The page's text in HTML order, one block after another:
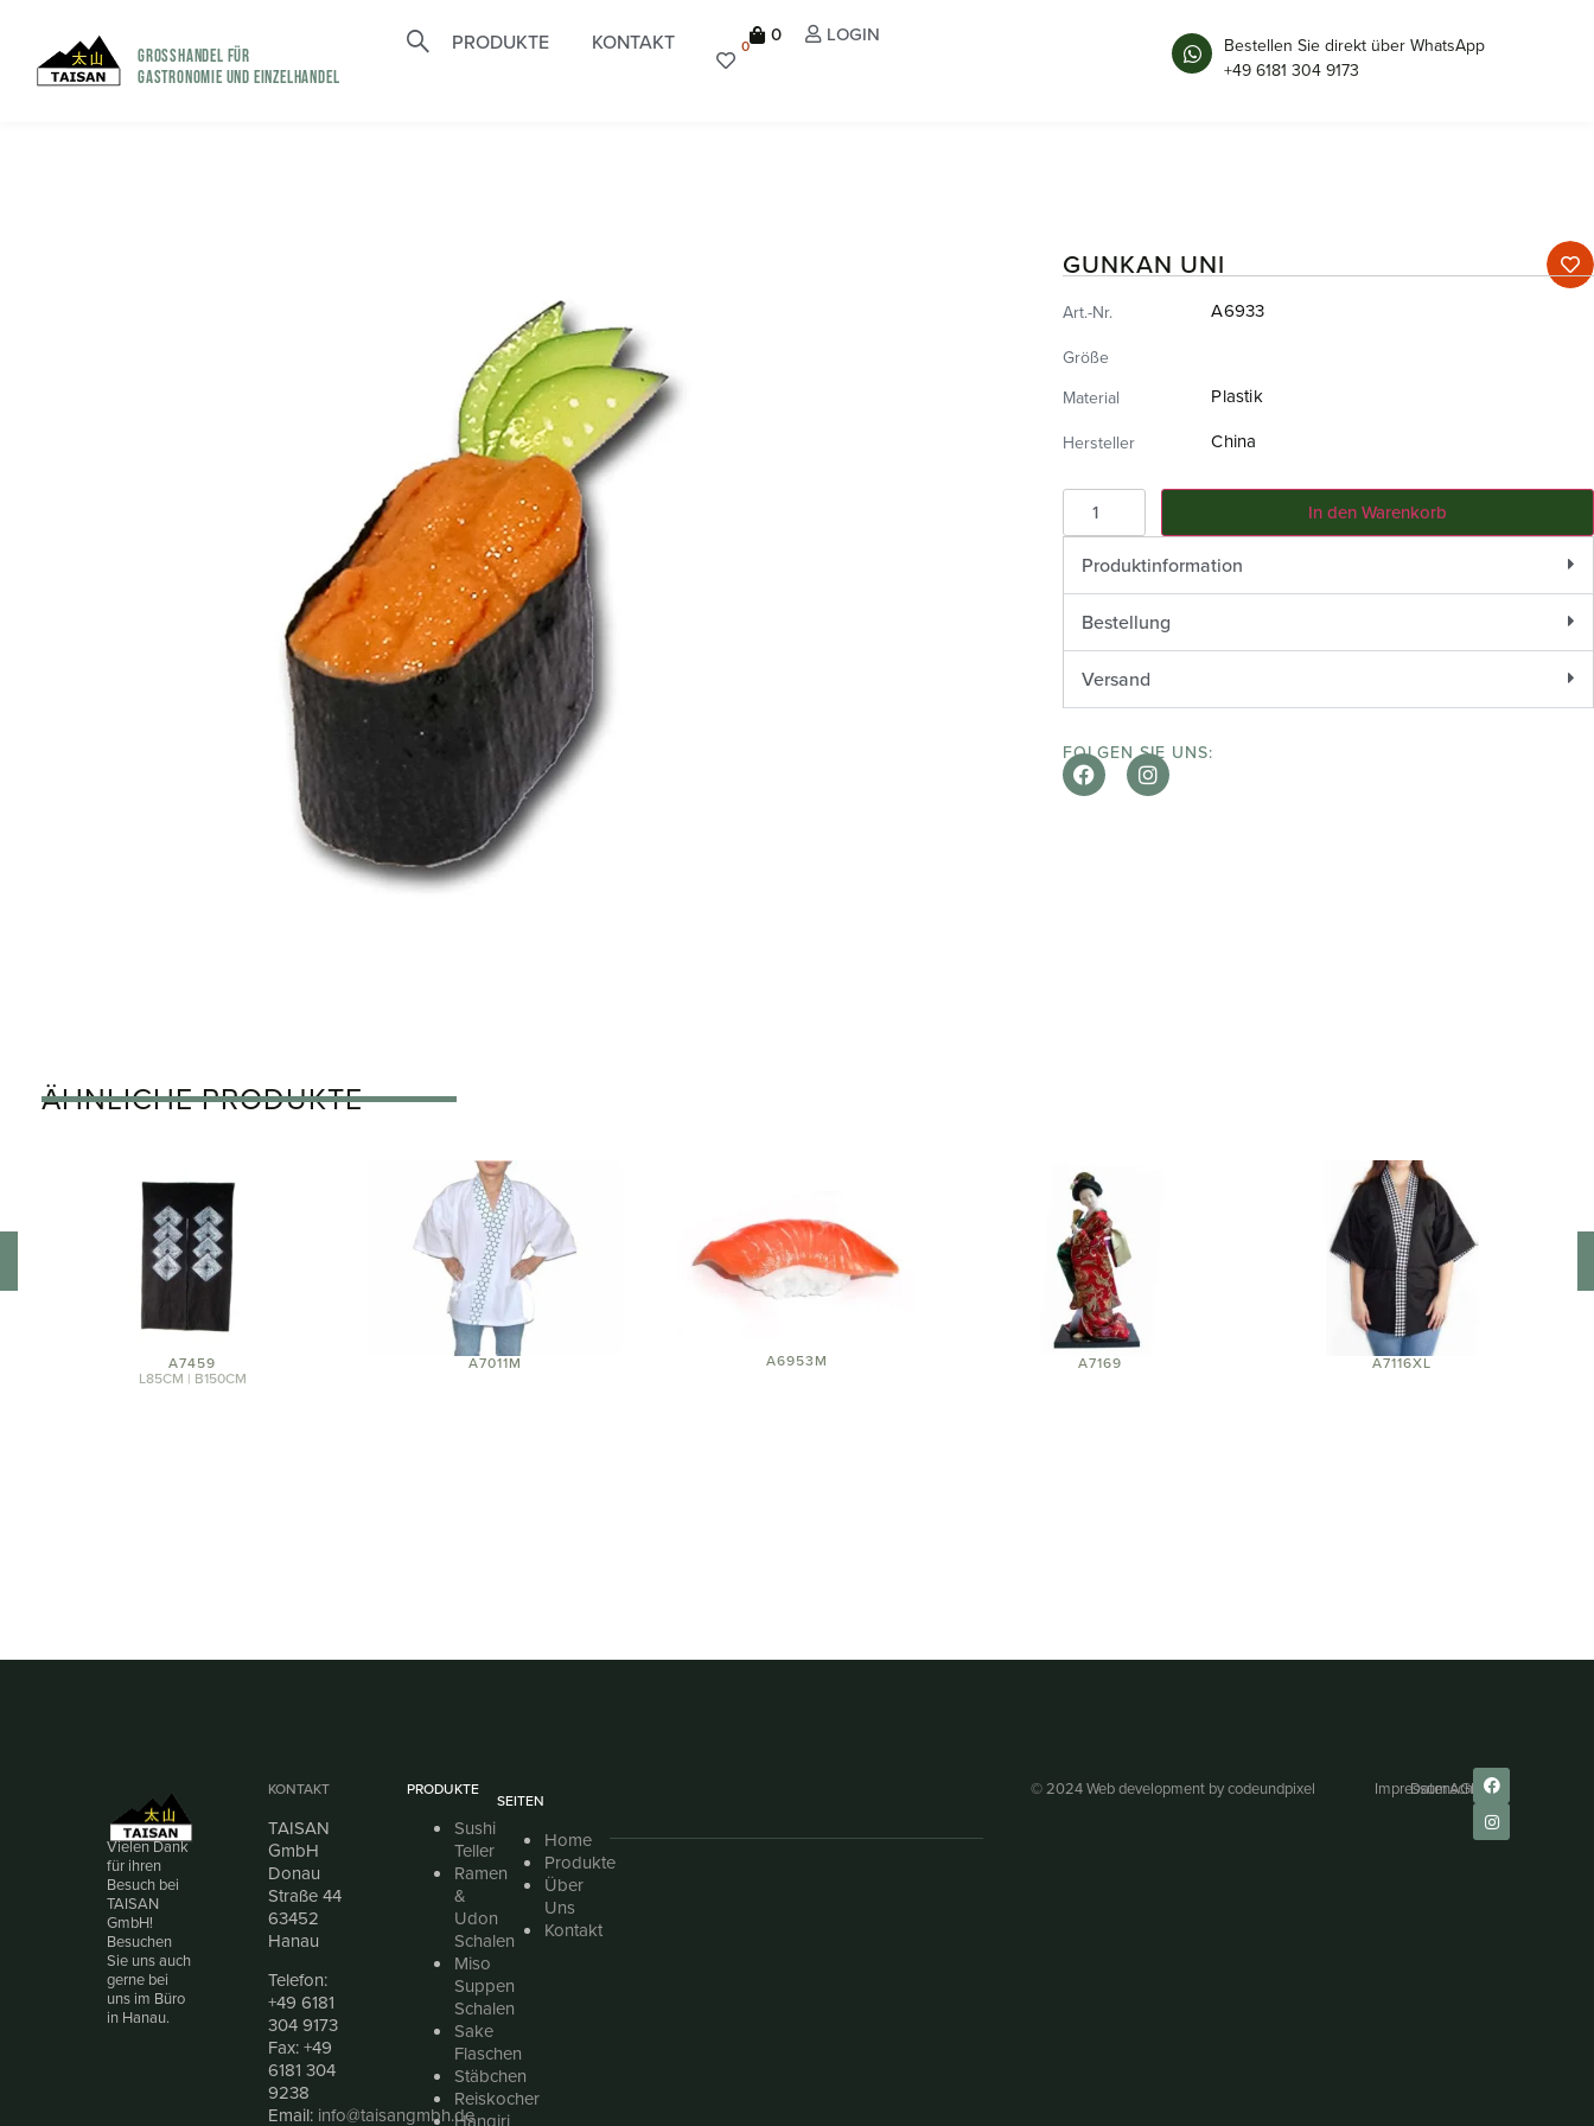
GROSSHANDEL FÜR
GASTRONOMIE UND EINZELHANDEL
PRODUKTE KONTAKT 0 0 LOGIN
Bestellen Sie direkt über WhatsApp
+49 6181 304 9173
GUNKAN UNI
Art.-Nr. A6933
Größe
Material
Plastik
Hersteller China
In den Warenkorb
Produktinformation
Bestellung
Versand
FOLGEN SIE UNS:
ÄHNLICHE PRODUKTE
A7459
L85CM | B150CM
A7011M A6953M A7169 A7116XL
Vielen Dank
für ihren
Besuch bei
TAISAN
GmbH!
Besuchen
Sie uns auch
gerne bei
uns im Büro
in Hanau.
KONTAKT
TAISAN
GmbH
Donau
Straße 44
63452
Hanau
Telefon:
+49 6181
304 9173
Fax: +49
6181 304
9238
Email: info@taisangmbh.de
PRODUKTE
Sushi
Teller
Ramen
&
Udon
Schalen
Miso
Suppen
Schalen
Sake
Flaschen
Stäbchen
Reiskocher
Hangiri
SEITEN
Home
Produkte
Über
Uns
Kontakt
© 2024 Web development bycodeundpixel ImpressumDatenschutz
AGB